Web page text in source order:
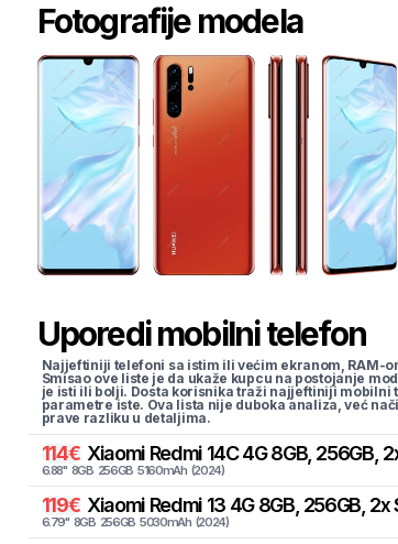
Fotografije modela
Uporedi mobilni telefon
Najjeftiniji telefoni sa istim ili većim ekranom, RAM-
Smisao ove liste je da ukaže kupcu na postojanje
je isti ili bolji. Dosta korisnika traži najjeftiniji mobilni
parametre iste. Ova lista nije duboka analiza, već
prave razliku u detaljima.
114€ Xiaomi Redmi 14C 4G 8GB, 256GB,
6.88" 8GB 256GB 5160mAh (2024)
119€ Xiaomi Redmi 13 4G 8GB, 256GB, 2x
6.79" 8GB 256GB 5030mAh (2024)